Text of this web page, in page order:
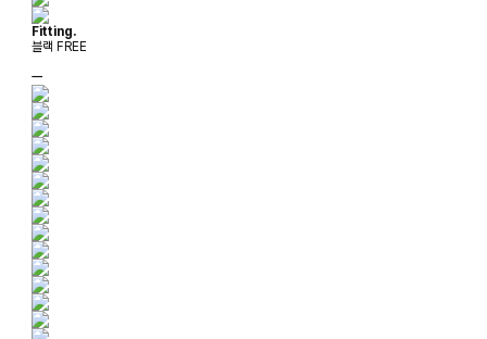
Fitting.
블랙 FREE
ㅡ